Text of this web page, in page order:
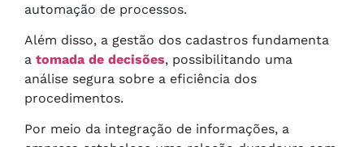
automação de processos.
Além disso, a gestão dos cadastros fundamenta
a tomada de decisões, possibilitando uma
análise segura sobre a eficiência dos
procedimentos.
Por meio da integração de informações, a